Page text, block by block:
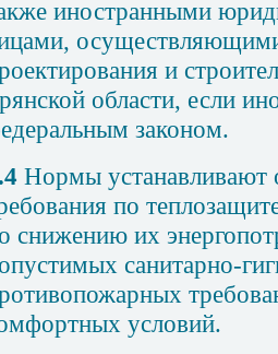
иностранными
осуществляющими
и
области, если
законом.
Нормы устанавливают
по
снижению их
санитарно-
условий.